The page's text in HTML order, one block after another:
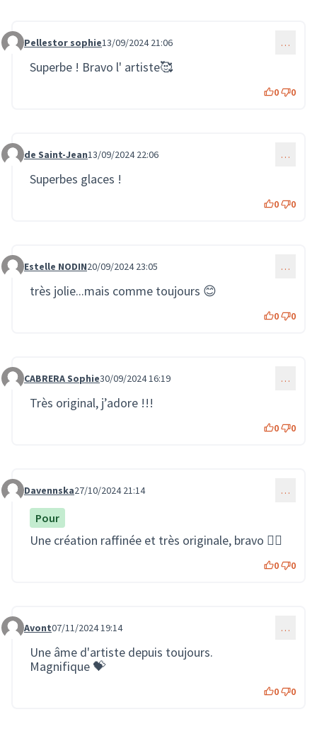
Commentaire 2098
Pellestor sophie13/09/2024 21:06 …
Superbe ! Bravo l' artiste🥰
0 0
Commentaire 2100
de Saint-Jean13/09/2024 22:06 …
Superbes glaces !
0 0
Commentaire 2171
Estelle NODIN20/09/2024 23:05 …
très jolie...mais comme toujours 😊
0 0
Commentaire 2214
CABRERA Sophie30/09/2024 16:19 …
Très original, j’adore !!!
0 0
Commentaire 2531
Davennska27/10/2024 21:14 …
Pour
Une création raffinée et très originale, bravo 👍🏻
0 0
Commentaire 2740
Avont07/11/2024 19:14 …
Une âme d'artiste depuis toujours.
Magnifique 💝
0 0